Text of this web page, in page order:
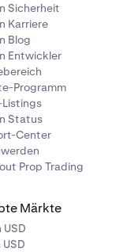
Sicherheit
Karriere
Blog
Entwickler
Programm
Status
Center
Prop Trading
Märkte
USD
USD